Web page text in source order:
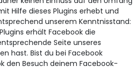
Hilfe dieses Plugins erhebt und
unserem Kenntnisstand:
erhält Facebook die
Seite unseres
hast. Bist du bei Facebook
den Besuch deinem Facebook-